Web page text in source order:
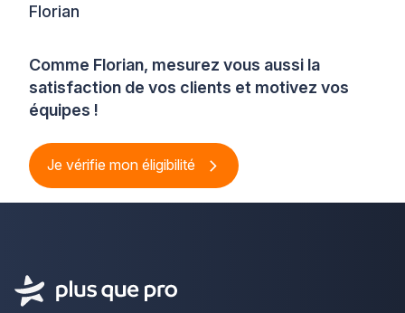
Comme Florian, mesurez vous aussi la
satisfaction de vos clients et motivez vos
équipes !
Je vérifie mon éligibilité
Florian